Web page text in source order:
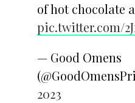
of hot chocolate
pic.twitter.com/
— Good Omens
2023